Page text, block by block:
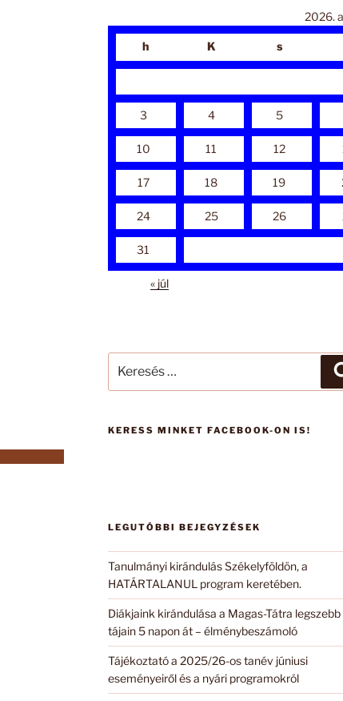
2026.
h K s
3 4 5
10 11 12
17 18 19
24 25 26
31
« júl
következő
KERESS MINKET FACEBOOK-ON IS!
LEGUTÓBBI BEJEGYZÉSEK
Tanulmányi kirándulás Székelyföldön, a
HATÁRTALANUL program keretében.
Diákjaink kirándulása a Magas-Tátra legszebb
tájain 5 napon át – élménybeszámoló
Tájékoztató a 2025/26-os tanév júniusi
eseményeiről és a nyári programokról